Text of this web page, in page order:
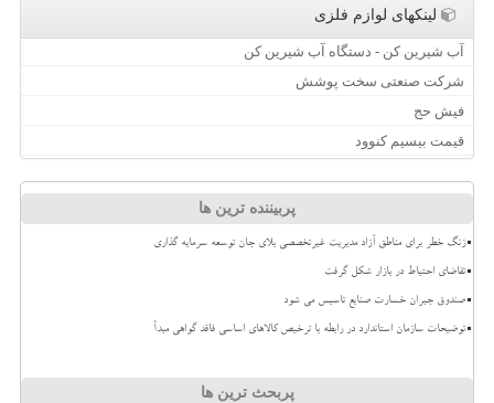
لینکهای لوازم فلزی
آب شیرین کن - دستگاه آب شیرین کن
شرکت صنعتی سخت پوشش
فیش حج
قیمت بیسیم کنوود
پربیننده ترین ها
زنگ خطر برای مناطق آزاد مدیریت غیرتخصصی بلای جان توسعه سرمایه گذاری
تقاضای احتیاط در بازار شکل گرفت
صندوق جبران خسارت صنایع تاسیس می شود
توضیحات سازمان استاندارد در رابطه با ترخیص کالاهای اساسی فاقد گواهی مبدأ
پربحث ترین ها